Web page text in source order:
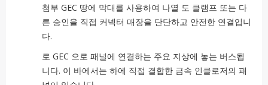
첨부 GEC 땅에 막대를 사용하여 나열 도 클램프 또는 다
른 승인을 직접 커넥터 매장을 단단하고 안전한 연결입니
다.
로 GEC 으로 패널에 연결하는 주요 지상에 놓는 버스됩
니다. 이 바에서는 하에 직접 결합한 금속 인클로저의 패